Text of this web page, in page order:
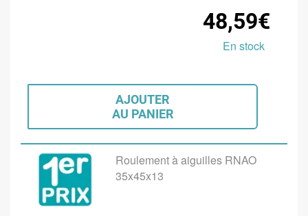
48,59€
En stock
AJOUTER
AU PANIER
Roulement à aiguilles RNAO
35x45x13